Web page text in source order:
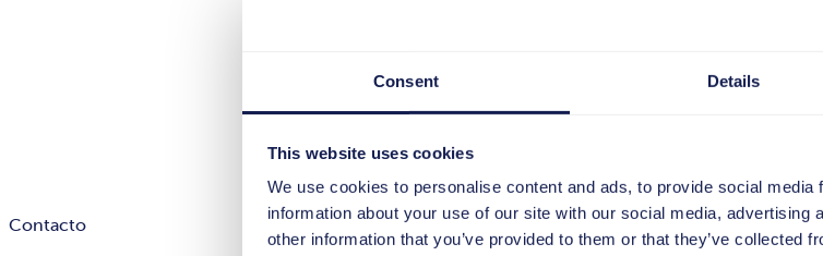
Consent Details
This website uses cookies
We use cookies to personalise content and ads, to provide social
information about your use of our site with our social media, advertising
other information that you’ve provided to them or that they’ve collected
Contacto